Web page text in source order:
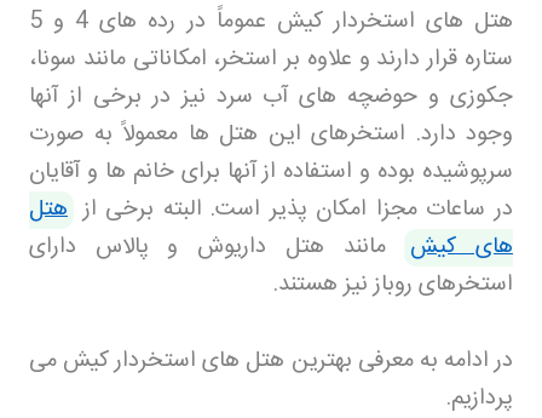
هتل های استخردار کیش عموماً در رده های 4 و 5
ستاره قرار دارند و علاوه بر استخر، امکاناتی مانند سونا،
جکوزی و حوضچه های آب سرد نیز در برخی از آنها
وجود دارد. استخرهای این هتل ها معمولاً به صورت
سرپوشیده بوده و استفاده از آنها برای خانم ها و آقایان
در ساعات مجزا امکان پذیر است. البته برخی از هتل
های کیش
مانند هتل داریوش و پالاس دارای
استخرهای روباز نیز هستند.
در ادامه به معرفی بهترین هتل های استخردار کیش می
پردازیم.